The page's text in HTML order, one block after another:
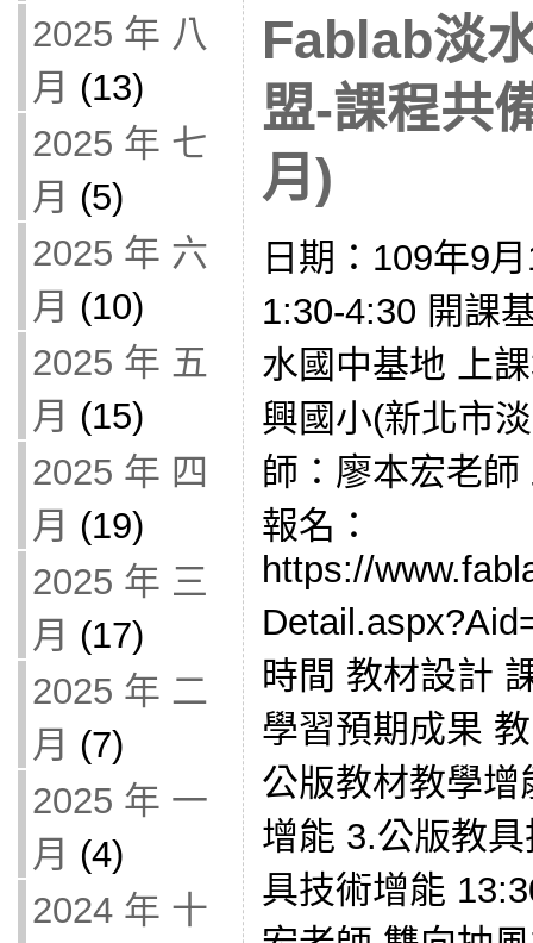
2025 年 八
月 (13)
2025 年 七
月 (5)
2025 年 六
月 (10)
2025 年 五
月 (15)
2025 年 四
月 (19)
2025 年 三
月 (17)
2025 年 二
月 (7)
2025 年 一
月 (4)
2024 年 十
Fablab淡
盟-課程共
月)
日期：109年9
1:30-4:30 開課
水國中基地 上
興國小(新北市
師：廖本宏老
報名：
https://
時間 教材設計
學習預期成果
公版教材教學
增能 3.公版教
具技術增能